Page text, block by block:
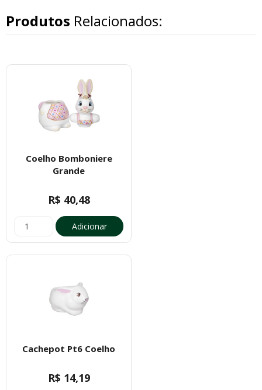
Produtos Relacionados:
Coelho Bomboniere
Grande
R$ 40,48
Adicionar
Cachepot Pt6 Coelho
R$ 14,19